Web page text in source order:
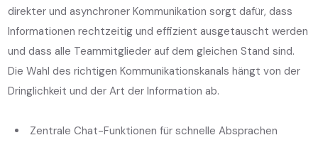
direkter und asynchroner Kommunikation sorgt dafür, dass
Informationen rechtzeitig und effizient ausgetauscht werden
und dass alle Teammitglieder auf dem gleichen Stand sind.
Die Wahl des richtigen Kommunikationskanals hängt von der
Dringlichkeit und der Art der Information ab.
Zentrale Chat-Funktionen für schnelle Absprachen